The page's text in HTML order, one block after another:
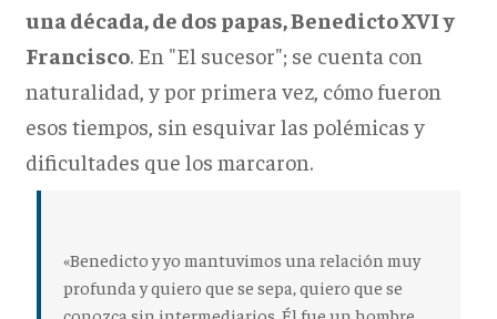
una década, de dos papas, Benedicto XVI y
Francisco. En "El sucesor"; se cuenta con
naturalidad, y por primera vez, cómo fueron
esos tiempos, sin esquivar las polémicas y
dificultades que los marcaron.
«Benedicto y yo mantuvimos una relación muy
profunda y quiero que se sepa, quiero que se
conozca sin intermediarios. Él fue un hombre